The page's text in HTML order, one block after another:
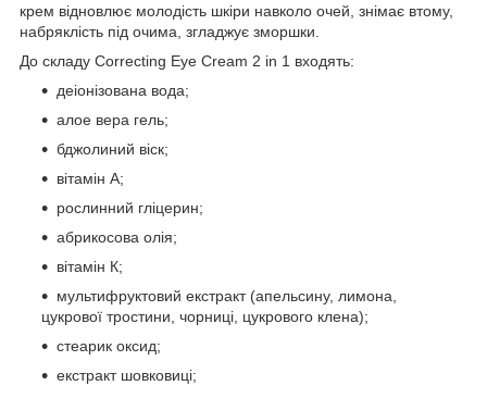
крем відновлює молодість шкіри навколо очей, знімає втому,
набряклість під очима, згладжує зморшки.
До складу Correcting Eye Cream 2 in 1 входять:
деіонізована вода;
алое вера гель;
бджолиний віск;
вітамін А;
рослинний гліцерин;
абрикосова олія;
вітамін К;
мультифруктовий екстракт (апельсину, лимона,
цукрової тростини, чорниці, цукрового клена);
стеарик оксид;
екстракт шовковиці;